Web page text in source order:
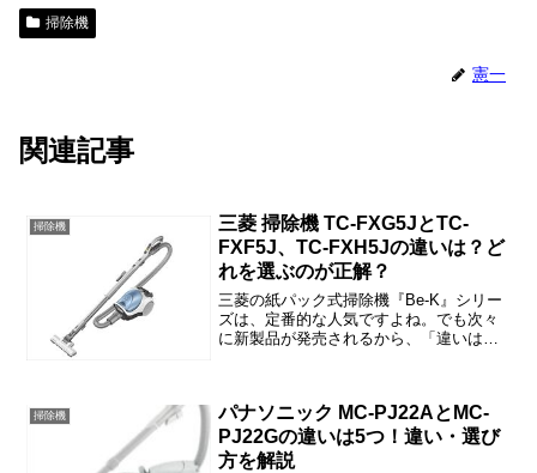
掃除機
憲一
関連記事
掃除機
三菱 掃除機 TC-FXG5JとTC-
FXF5J、TC-FXH5Jの違いは？ど
れを選ぶのが正解？
三菱の紙パック式掃除機『Be-K』シリー
ズは、定番的な人気ですよね。でも次々
に新製品が発売されるから、「違いはな
格情報...
掃除機
パナソニック MC-PJ22AとMC-
PJ22Gの違いは5つ！違い・選び
方を解説